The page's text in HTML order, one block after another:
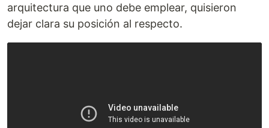
arquitectura que uno debe emplear, quisieron
dejar clara su posición al respecto.